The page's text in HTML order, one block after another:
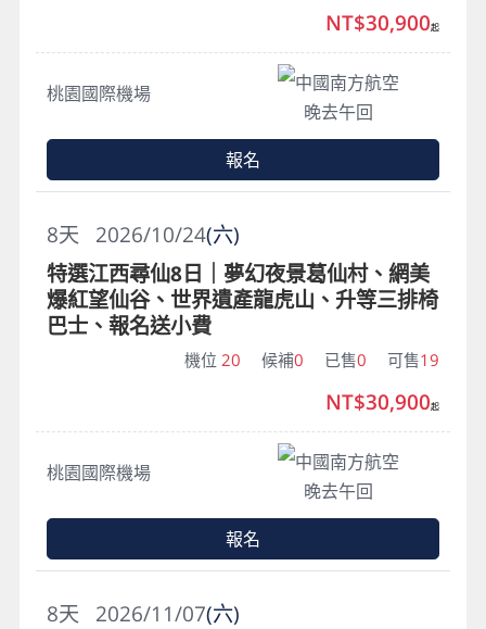
桃園國際機場
中國南方航空
晚去午回
NT$30,900起
報名
2026/10/24(六)
8天
特選江西尋仙8日｜夢幻夜景葛仙村、網美
爆紅望仙谷、世界遺產龍虎山、升等三排椅
巴士、報名送小費
機位 20 候補0 已售0 可售19
桃園國際機場
中國南方航空
晚去午回
NT$30,900起
報名
2026/11/07(六)
8天